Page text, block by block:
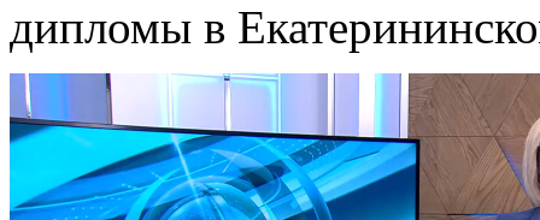
дипломы в